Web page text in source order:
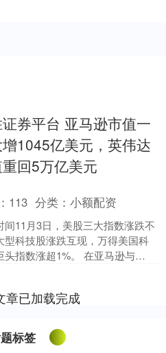
券平台 亚马逊市值一
增1045亿美元，英伟达
回5万亿美元
113 分类：小额配资
间11月3日，美股三大指数涨跌不
型科技股涨跌互现，万得美国科
头指数涨超1%。 在亚马逊与
章已加载完成
标签